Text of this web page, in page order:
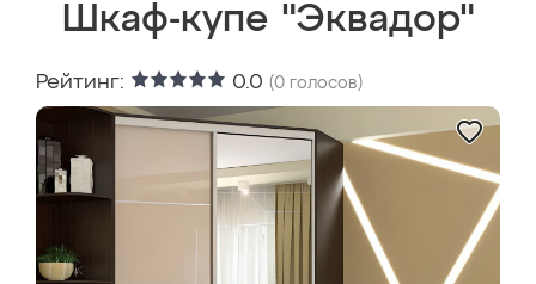
Шкаф-купе "Эквадор"
Рейтинг: 0.0 (0 голосов)